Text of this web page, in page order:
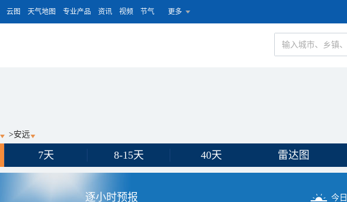
云图 天气地图 专业产品 资讯 视频 节气 更多
>安远
7天 8-15天 40天 雷达图
逐小时预报 今